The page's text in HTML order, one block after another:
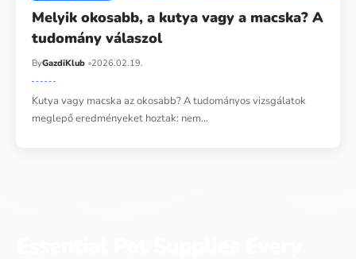
Melyik okosabb, a kutya vagy a macska? A
tudomány válaszol
ByGazdiKlub 2026.02.19.
Kutya vagy macska az okosabb? A tudományos vizsgálatok
meglepő eredményeket hoztak: nem…